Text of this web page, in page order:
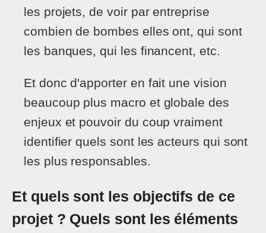
les projets, de voir par entreprise
combien de bombes elles ont, qui sont
les banques, qui les financent, etc.
Et donc d'apporter en fait une vision
beaucoup plus macro et globale des
enjeux et pouvoir du coup vraiment
identifier quels sont les acteurs qui sont
les plus responsables.
Et quels sont les objectifs de ce
projet ? Quels sont les éléments